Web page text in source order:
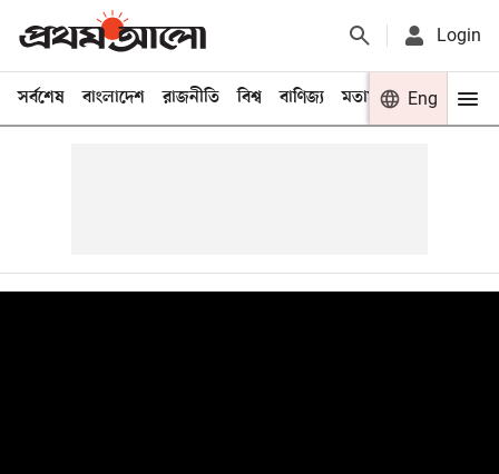
Login
সর্বশেষ বাংলাদেশ রাজনীতি বিশ্ব বাণিজ্য মতামত খেলা
Eng